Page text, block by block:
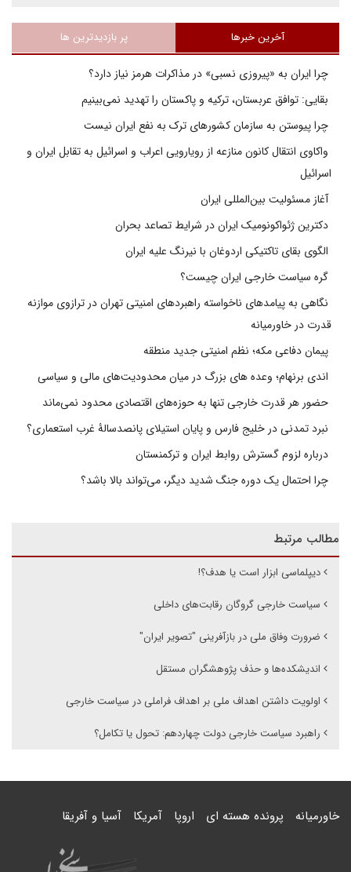
آخرین خبرها پر بازدیدترین ها
چرا ایران به «پیروزی نسبی» در مذاکرات هرمز نیاز دارد؟
بقایی: توافق عربستان، ترکیه و پاکستان را تهدید نمی‌بینیم
چرا پیوستن به سازمان کشورهای ترک به نفع ایران نیست
واکاوی انتقال کانون منازعه از رویارویی اعراب و اسرائیل به تقابل ایران و
اسرائیل
آغاز مسئولیت بین‌المللی ایران
دکترین ژئواکونومیک ایران در شرایط تصاعد بحران
الگوی بقای تاکتیکی اردوغان با نیرنگ علیه ایران
گره سیاست خارجی ایران چیست؟
نگاهی به پیامدهای ناخواسته راهبردهای امنیتی تهران در ترازوی موازنه
قدرت در خاورمیانه
پیمان دفاعی مکه؛ نظم امنیتی جدید منطقه
اندی برنهام؛ وعده های بزرگ در میان محدودیت‌های مالی و سیاسی
حضور هر قدرت خارجی تنها به حوزه‌های اقتصادی محدود نمی‌ماند
نبرد تمدنی در خلیج فارس و پایان استیلای پانصدسالۀ غرب استعماری؟
درباره لزوم گسترش روابط ایران و ترکمنستان
چرا احتمال یک دوره جنگ شدید دیگر، می‌تواند بالا باشد؟
مطالب مرتبط
دیپلماسی ابزار است یا هدف؟!
سیاست خارجی گروگان رقابت‌های داخلی
ضرورت وفاق ملی در بازآفرینی "تصویر ایران"
اندیشکده‌ها و حذف پژوهشگران مستقل
اولویت داشتن اهداف ملی بر اهداف فراملی در سیاست خارجی
راهبرد سیاست خارجی دولت چهاردهم: تحول یا تکامل؟
خاورمیانه پرونده هسته ای اروپا آمریکا آسیا و آفریقا